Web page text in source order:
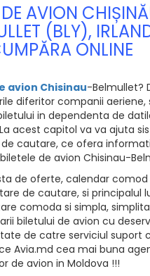
DE AVION
(BLY),
ONLINE
avion Chisinau-Belmullet?
diferitor companii aeriene,
in dependenta de
acest capitol va va ajuta
cautare, ce ofera
de avion Chisinau-
de oferte, calendar comod
de cautare, si principalul
comoda si simpla,
biletului de avion cu
de catre serviciul suport
Avia.md cea mai buna
de avion in Moldova !!!